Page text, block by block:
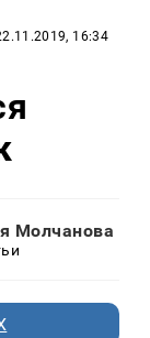
16:34
Молчанова